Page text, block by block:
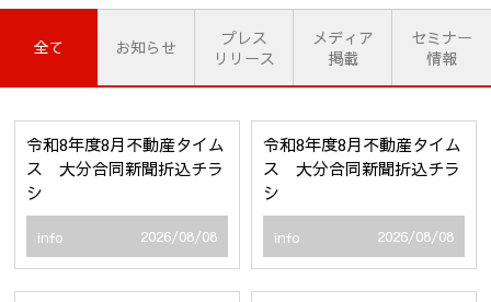
全て お知らせ
プレス
リリース
メディア
掲載
セミナー
情報
令和8年度8月不動産タイム
ス 大分合同新聞折込チラ
シ
info 2026/08/08
令和8年度8月不動産タイム
ス 大分合同新聞折込チラ
シ
info 2026/08/08